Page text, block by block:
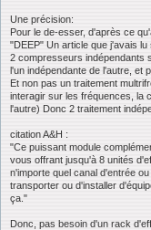
Une précision:
Pour le de-esser, d'après ce
"DEEP" Un article que j'avais
2 compresseurs indépendants
l'un indépendante de l'autre, et
Et non pas un traitement
interagir sur les fréquences, la
l'autre) Donc 2 traitement
citation A&H :
"Ce puissant module
vous offrant jusqu'à 8 unités
n'importe quel canal d'entrée
transporter ou d'installer
ça."
Donc, pas besoin d'un rack